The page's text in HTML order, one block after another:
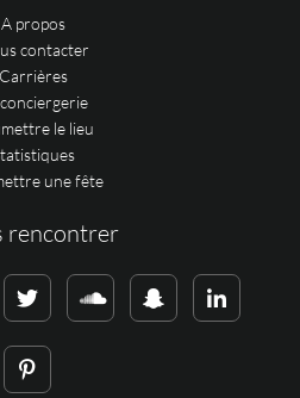
A propos
contacter
Carrières
le lieu
une fête
rencontrer